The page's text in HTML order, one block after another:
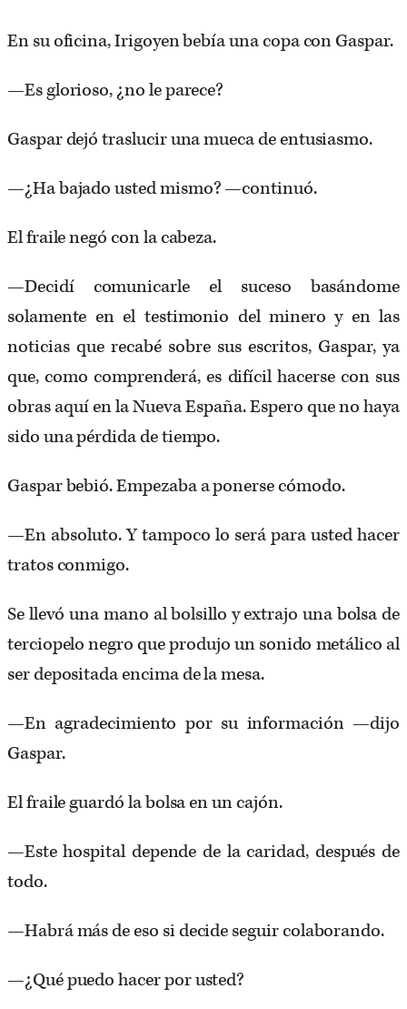
En su oficina, Irigoyen bebía una copa con Gaspar.
—Es glorioso, ¿no le parece?
Gaspar dejó traslucir una mueca de entusiasmo.
—¿Ha bajado usted mismo? —continuó.
El fraile negó con la cabeza.
—Decidí comunicarle el suceso basándome
solamente en el testimonio del minero y en las
noticias que recabé sobre sus escritos, Gaspar, ya
que, como comprenderá, es difícil hacerse con sus
obras aquí en la Nueva España. Espero que no haya
sido una pérdida de tiempo.
Gaspar bebió. Empezaba a ponerse cómodo.
—En absoluto. Y tampoco lo será para usted hacer
tratos conmigo.
Se llevó una mano al bolsillo y extrajo una bolsa de
terciopelo negro que produjo un sonido metálico al
ser depositada encima de la mesa.
—En agradecimiento por su información —dijo
Gaspar.
El fraile guardó la bolsa en un cajón.
—Este hospital depende de la caridad, después de
todo.
—Habrá más de eso si decide seguir colaborando.
—¿Qué puedo hacer por usted?